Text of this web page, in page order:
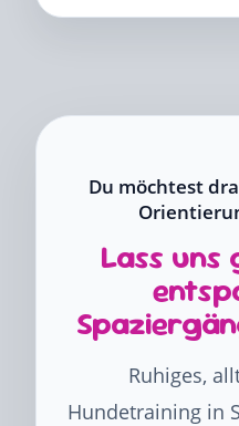
Du möchtest
Lass uns
Ruhiges,
Hundetraining in